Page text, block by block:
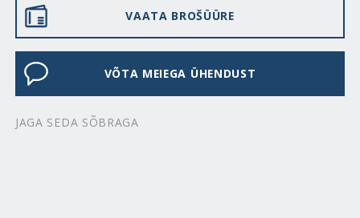
VAATA BROŠÜÜRE
VÕTA MEIEGA ÜHENDUST
JAGA SEDA SÕBRAGA